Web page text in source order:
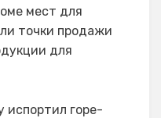
мест для
точки продажи
для
испортил горе-